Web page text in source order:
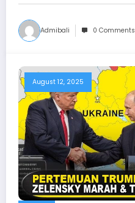
Admibali 0 Comments
August 12, 2025